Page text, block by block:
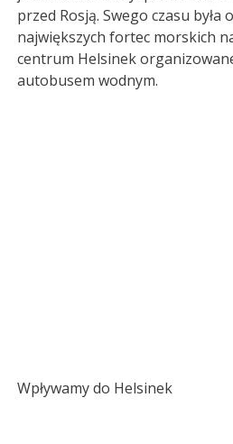
przed Rosją. Swego czasu była
największych fortec morskich
centrum Helsinek
autobusem wodnym.
Wpływamy do Helsinek